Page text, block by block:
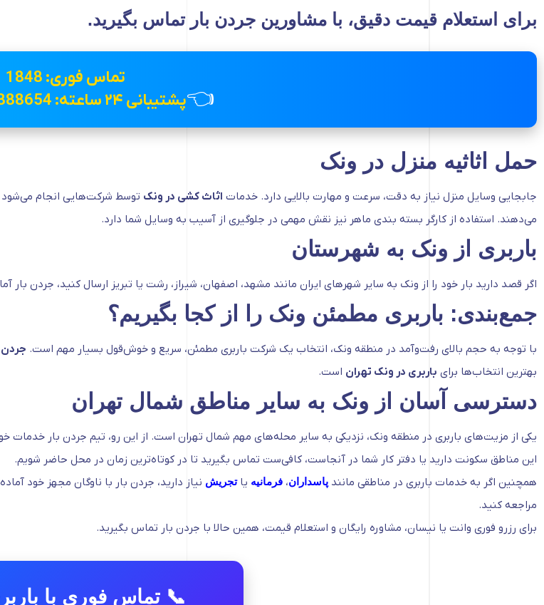
برای استعلام قیمت دقیق، با مشاورین جردن بار تماس بگیرید.
👈
تماس فوری: 1848
پشتیبانی ۲۴ ساعته: 88888654-021
حمل اثاثیه منزل در ونک
جابجایی وسایل منزل نیاز به دقت، سرعت و مهارت بالایی دارد. خدمات اثاث کشی در ونک توسط شرکت‌هایی انجام می‌شود
می‌دهند. استفاده از کارگر بسته بندی ماهر نیز نقش مهمی در جلوگیری از آسیب به وسایل شما دارد.
باربری از ونک به شهرستان
اگر قصد دارید بار خود را از ونک به سایر شهرهای ایران مانند مشهد، اصفهان، شیراز، رشت یا تبریز ارسال کنید، جردن بار
جمع‌بندی: باربری مطمئن ونک را از کجا بگیریم؟
با توجه به حجم بالای رفت‌وآمد در منطقه ونک، انتخاب یک شرکت باربری مطمئن، سریع و خوش‌قول بسیار مهم است. جردن
بهترین انتخاب‌ها برای باربری در ونک تهران است.
دسترسی آسان از ونک به سایر مناطق شمال تهران
یکی از مزیت‌های باربری در منطقه ونک، نزدیکی به سایر محله‌های مهم شمال تهران است. از این رو، تیم جردن بار خدمات
این مناطق سکونت دارید یا دفتر کار شما در آنجاست، کافی‌ست تماس بگیرید تا در کوتاه‌ترین زمان در محل حاضر شویم.
همچنین اگر به خدمات باربری در مناطقی مانندپاسداران، فرمانیه یاتجریش نیاز دارید، جردن بار با ناوگان مجهز
مراجعه کنید.
برای رزرو فوری وانت یا نیسان، مشاوره رایگان و استعلام قیمت، همین حالا با جردن بار تماس بگیرید.
📞 تماس فوری با